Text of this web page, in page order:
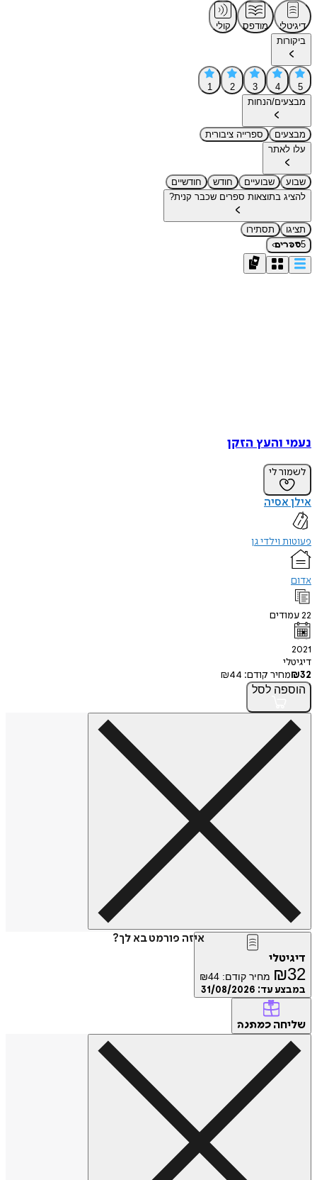
דיגיטלי מודפס
קולי
ביקורות
5
4
3
2
1
מבצעים/הנחות
מבצעים
ספרייה ציבורית
עלו לאתר
שבוע שבועיים חודש
חודשיים
להציג בתוצאות ספרים שכבר קנית?
תציגו
תסתירו
5ספרים›
נעמי והעץ הזקן
לשמור לי
אילן אסיה
פעוטות וילדי גן
אדום
22עמודים
2021
דיגיטלי
₪32 מחיר קודם: ₪44
הוספה לסל
איזה פורמט בא לך?
דיגיטלי
₪32 מחיר קודם: ₪44
במבצע עד: 31/08/2026
שליחה כמתנה